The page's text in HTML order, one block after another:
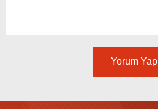
Yorum Yap